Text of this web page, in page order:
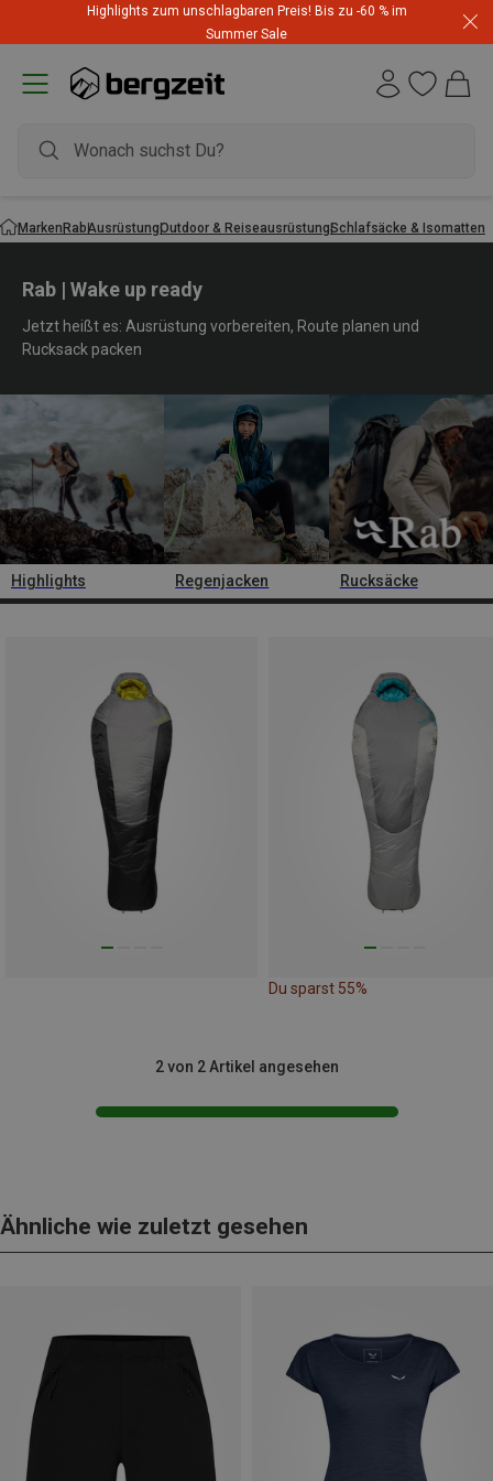
Highlights zum unschlagbaren Preis! Bis zu -60 % im
Summer Sale
MarkenRabAusrüstungOutdoor & ReiseausrüstungSchlafsäcke & Isomatten
Rab | Wake up ready
Jetzt heißt es: Ausrüstung vorbereiten, Route planen und
Rucksack packen
Highlights Regenjacken Rucksäcke
Du sparst 55%
2 von 2 Artikel angesehen
Ähnliche wie zuletzt gesehen